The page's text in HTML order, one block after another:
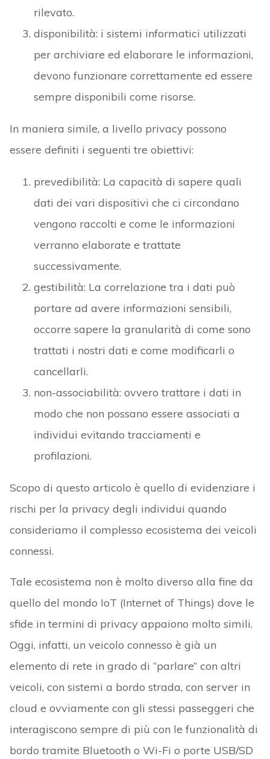
rilevato.
disponibilità: i sistemi informatici utilizzati
per archiviare ed elaborare le informazioni,
devono funzionare correttamente ed essere
sempre disponibili come risorse.
In maniera simile, a livello privacy possono
essere definiti i seguenti tre obiettivi:
prevedibilità: La capacità di sapere quali
dati dei vari dispositivi che ci circondano
vengono raccolti e come le informazioni
verranno elaborate e trattate
successivamente.
gestibilità: La correlazione tra i dati può
portare ad avere informazioni sensibili,
occorre sapere la granularità di come sono
trattati i nostri dati e come modificarli o
cancellarli.
non-associabilità: ovvero trattare i dati in
modo che non possano essere associati a
individui evitando tracciamenti e
profilazioni.
Scopo di questo articolo è quello di evidenziare i
rischi per la privacy degli individui quando
consideriamo il complesso ecosistema dei veicoli
connessi.
Tale ecosistema non è molto diverso alla fine da
quello del mondo IoT (Internet of Things) dove le
sfide in termini di privacy appaiono molto simili.
Oggi, infatti, un veicolo connesso è già un
elemento di rete in grado di “parlare” con altri
veicoli, con sistemi a bordo strada, con server in
cloud e ovviamente con gli stessi passeggeri che
interagiscono sempre di più con le funzionalità di
bordo tramite Bluetooth o Wi-Fi o porte USB/SD